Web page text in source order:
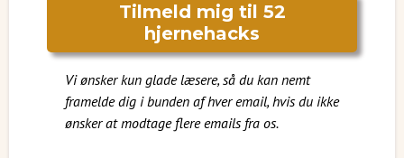
Tilmeld mig til 52
hjernehacks
Vi ønsker kun glade læsere, så du kan nemt
framelde dig i bunden af hver email, hvis du ikke
ønsker at modtage flere emails fra os.